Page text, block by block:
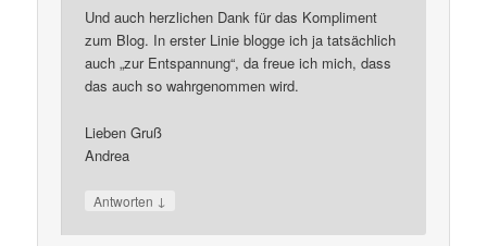
Und auch herzlichen Dank für das Kompliment
zum Blog. In erster Linie blogge ich ja tatsächlich
auch „zur Entspannung“, da freue ich mich, dass
das auch so wahrgenommen wird.
Lieben Gruß
Andrea
Antworten ↓